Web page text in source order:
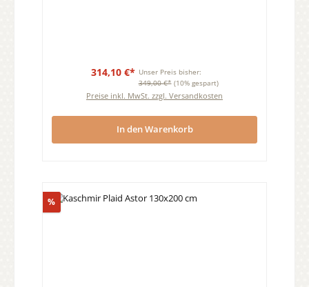
314,10 €* Unser Preis bisher:
349,00 €* (10% gespart)
Preise inkl. MwSt. zzgl. Versandkosten
In den Warenkorb
%Rabatt